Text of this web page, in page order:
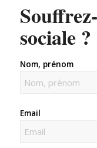
sociale ?
Nom, prénom
Email